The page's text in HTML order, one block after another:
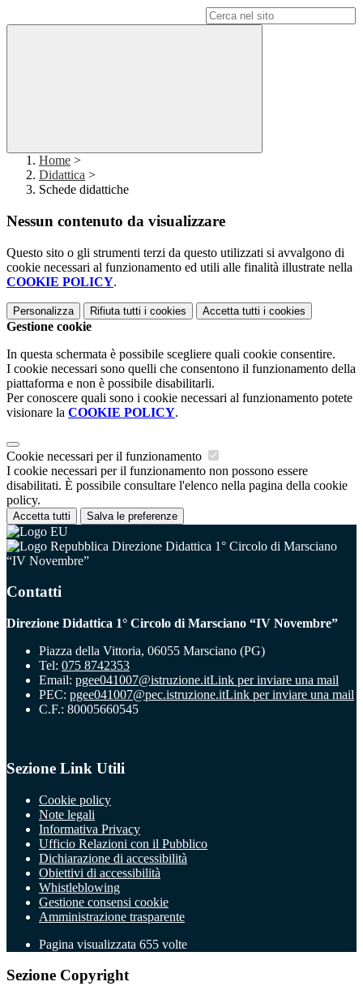
Home >
Didattica >
Schede didattiche
Nessun contenuto da visualizzare
Questo sito o gli strumenti terzi da questo utilizzati si avvalgono di
cookie necessari al funzionamento ed utili alle finalità illustrate nella
COOKIE POLICY.
Personalizza Rifiuta tutti i cookies Accetta tutti i cookies
Gestione cookie
In questa schermata è possibile scegliere quali cookie consentire.
I cookie necessari sono quelli che consentono il funzionamento della
piattaforma e non è possibile disabilitarli.
Per conoscere quali sono i cookie necessari al funzionamento potete
visionare la COOKIE POLICY.
Cookie necessari per il funzionamento
I cookie necessari per il funzionamento non possono essere
disabilitati. È possibile consultare l'elenco nella pagina della cookie
policy.
Accetta tutti Salva le preferenze
Direzione Didattica 1° Circolo di Marsciano
“IV Novembre”
Contatti
Direzione Didattica 1° Circolo di Marsciano “IV Novembre”
Piazza della Vittoria, 06055 Marsciano (PG)
Tel: 075 8742353
Email: pgee041007@istruzione.itLink per inviare una mail
PEC: pgee041007@pec.istruzione.itLink per inviare una mail
C.F.: 80005660545
Sezione Link Utili
Cookie policy
Note legali
Informativa Privacy
Ufficio Relazioni con il Pubblico
Dichiarazione di accessibilità
Obiettivi di accessibilità
Whistleblowing
Gestione consensi cookie
Amministrazione trasparente
Pagina visualizzata 655 volte
Sezione Copyright